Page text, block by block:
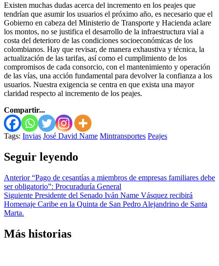
Existen muchas dudas acerca del incremento en los peajes que
tendrían que asumir los usuarios el próximo año, es necesario que el
Gobierno en cabeza del Ministerio de Transporte y Hacienda aclare
los montos, no se justifica el desarrollo de la infraestructura vial a
costa del deterioro de las condiciones socioeconómicas de los
colombianos. Hay que revisar, de manera exhaustiva y técnica, la
actualización de las tarifas, así como el cumplimiento de los
compromisos de cada consorcio, con el mantenimiento y operación
de las vías, una acción fundamental para devolver la confianza a los
usuarios. Nuestra exigencia se centra en que exista una mayor
claridad respecto al incremento de los peajes.
Compartir...
Tags: Invias José David Name Mintransportes Peajes
Seguir leyendo
Anterior“Pago de cesantías a miembros de empresas familiares debe
ser obligatorio”: Procuraduría General
Siguiente Presidente del Senado Iván Name Vásquez recibirá
Homenaje Caribe en la Quinta de San Pedro Alejandrino de Santa
Marta.
Más historias